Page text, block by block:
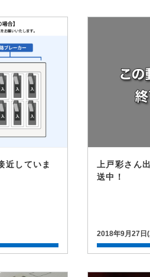
近していま
上戸彩さん
送中！
2018年9月27日